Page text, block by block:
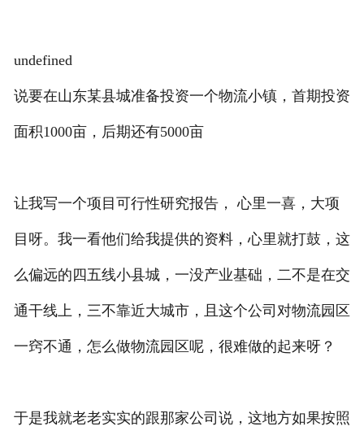
undefined
说要在山东某县城准备投资一个物流小镇，首期投资
面积1000亩，后期还有5000亩
让我写一个项目可行性研究报告， 心里一喜，大项
目呀。我一看他们给我提供的资料，心里就打鼓，这
么偏远的四五线小县城，一没产业基础，二不是在交
通干线上，三不靠近大城市，且这个公司对物流园区
一窍不通，怎么做物流园区呢，很难做的起来呀？
于是我就老老实实的跟那家公司说，这地方如果按照